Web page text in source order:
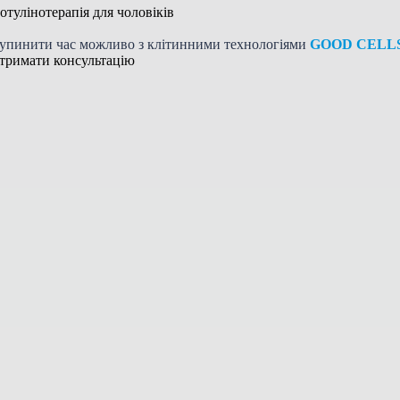
для чоловіків
час можливо з клітинними технологіями GOOD
консультацію